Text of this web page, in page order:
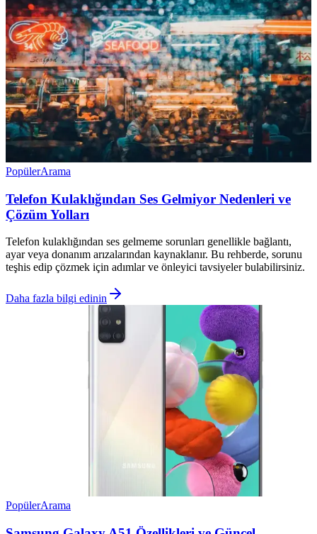
PopülerArama
Telefon Kulaklığından Ses Gelmiyor Nedenleri ve
Çözüm Yolları
Telefon kulaklığından ses gelmeme sorunları genellikle bağlantı,
ayar veya donanım arızalarından kaynaklanır. Bu rehberde, sorunu
teşhis edip çözmek için adımlar ve önleyici tavsiyeler bulabilirsiniz.
Daha fazla bilgi edinin
PopülerArama